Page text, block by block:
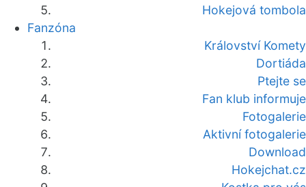
Hokejová tombola
Fanzóna
Království Komety
Dortiáda
Ptejte se
Fan klub informuje
Fotogalerie
Aktivní fotogalerie
Download
Hokejchat.cz